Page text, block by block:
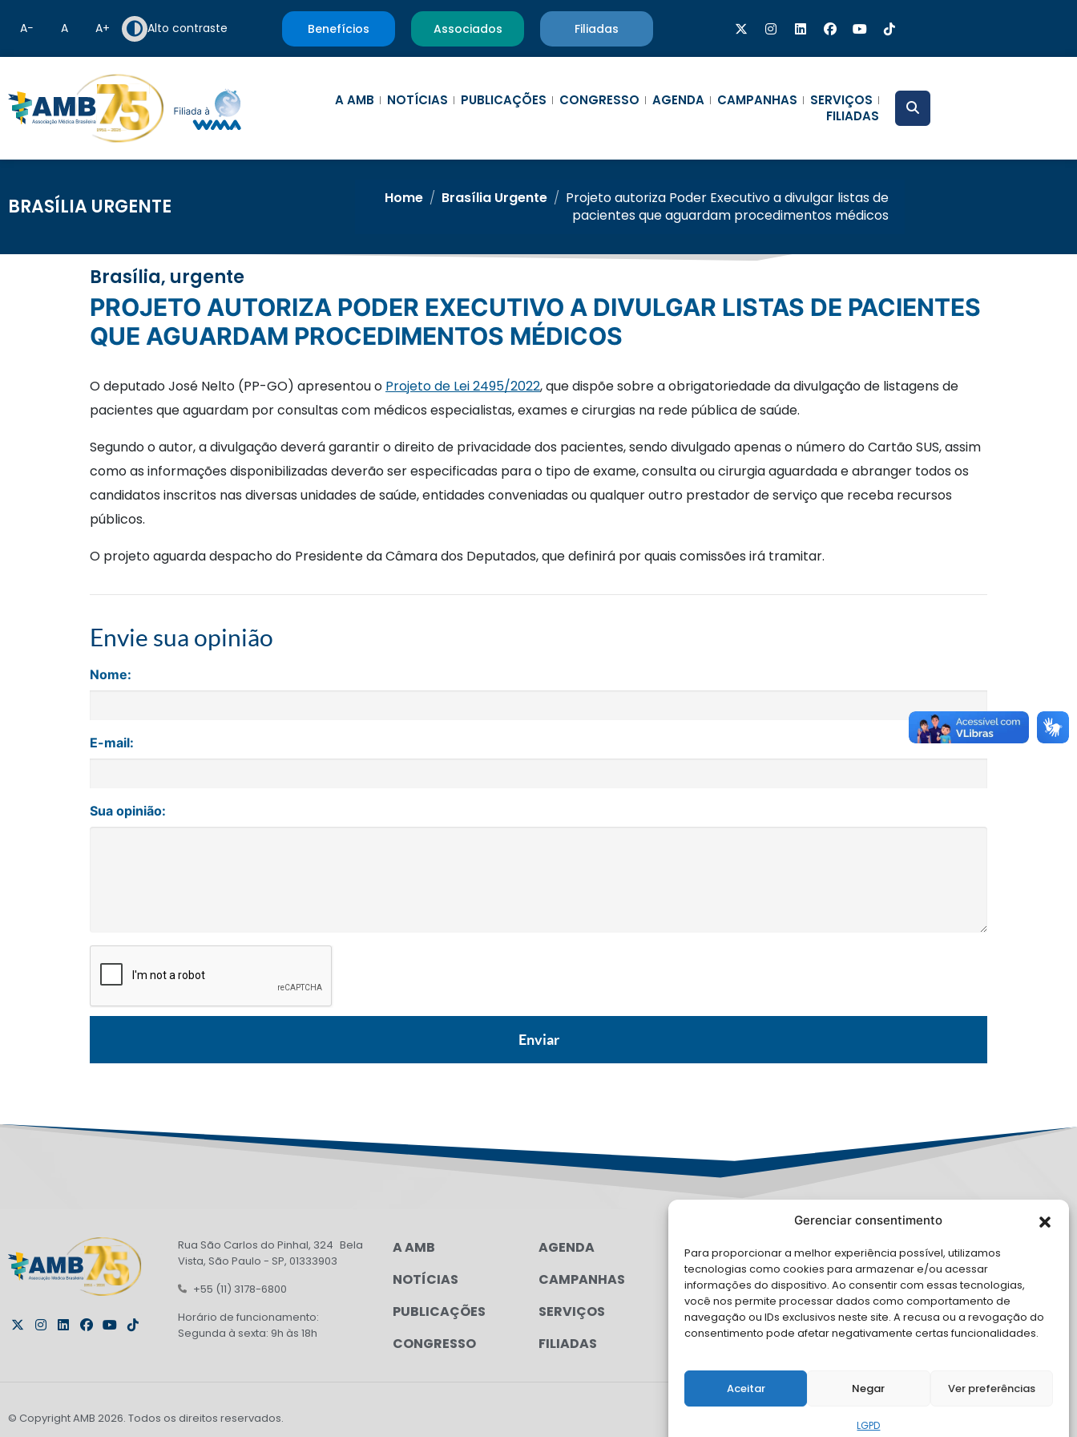
Gerenciar consentimento
Para proporcionar a melhor experiência possível, utilizamos
tecnologias como cookies para armazenar e/ou acessar
informações do dispositivo. Ao consentir com essas tecnologias,
você nos permite processar dados como comportamento de
navegação ou IDs exclusivos neste site. A recusa ou a revogação do
consentimento pode afetar negativamente certas funcionalidades.
Aceitar Negar Ver preferências
LGPD
A− A A+ Alto contraste Benefícios Associados Filiadas
A AMB NOTÍCIAS PUBLICAÇÕES CONGRESSO AGENDA CAMPANHAS
SERVIÇOS
FILIADAS
BRASÍLIA URGENTE Home / Brasília Urgente / Projeto autoriza Poder Executivo a divulgar listas de
pacientes que aguardam procedimentos médicos
Brasília, urgente
PROJETO AUTORIZA PODER EXECUTIVO A DIVULGAR LISTAS DE PACIENTES
QUE AGUARDAM PROCEDIMENTOS MÉDICOS
O deputado José Nelto (PP-GO) apresentou o Projeto de Lei 2495/2022, que dispõe sobre a obrigatoriedade da divulgação de listagens de
pacientes que aguardam por consultas com médicos especialistas, exames e cirurgias na rede pública de saúde.
Segundo o autor, a divulgação deverá garantir o direito de privacidade dos pacientes, sendo divulgado apenas o número do Cartão SUS, assim
como as informações disponibilizadas deverão ser especificadas para o tipo de exame, consulta ou cirurgia aguardada e abranger todos os
candidatos inscritos nas diversas unidades de saúde, entidades conveniadas ou qualquer outro prestador de serviço que receba recursos
públicos.
O projeto aguarda despacho do Presidente da Câmara dos Deputados, que definirá por quais comissões irá tramitar.
Envie sua opinião
Nome:
E-mail:
Sua opinião:
Rua São Carlos do Pinhal, 324 Bela
Vista, São Paulo - SP, 01333903
+55 (11) 3178-6800
Horário de funcionamento:
Segunda à sexta: 9h às 18h
A AMB
NOTÍCIAS
PUBLICAÇÕES
CONGRESSO
AGENDA
CAMPANHAS
SERVIÇOS
FILIADAS
LGPD
FALE CONOSCO
Solicite Apoio Institucional da AMB
para o seu evento
© Copyright AMB 2026. Todos os direitos reservados.